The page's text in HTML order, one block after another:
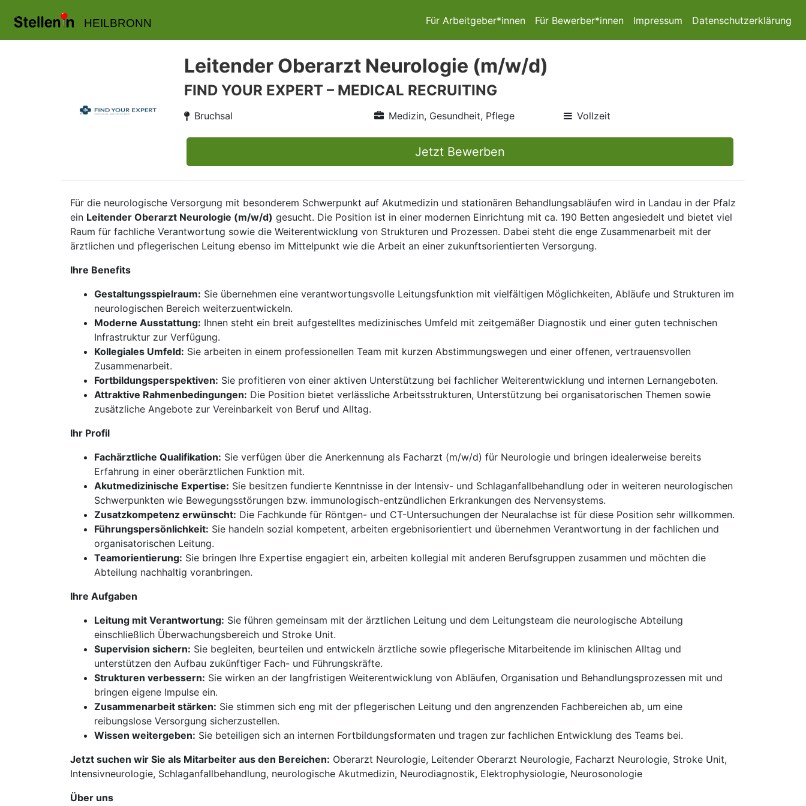
HEILBRONN Für Arbeitgeber*innen Für Bewerber*innen Impressum Datenschutzerklärung
Leitender Oberarzt Neurologie (m/w/d)
FIND YOUR EXPERT – MEDICAL RECRUITING
Bruchsal Medizin, Gesundheit, Pflege Vollzeit
Jetzt Bewerben
Für die neurologische Versorgung mit besonderem Schwerpunkt auf Akutmedizin und stationären Behandlungsabläufen wird in Landau in der Pfalz
ein Leitender Oberarzt Neurologie (m/w/d) gesucht. Die Position ist in einer modernen Einrichtung mit ca. 190 Betten angesiedelt und bietet viel
Raum für fachliche Verantwortung sowie die Weiterentwicklung von Strukturen und Prozessen. Dabei steht die enge Zusammenarbeit mit der
ärztlichen und pflegerischen Leitung ebenso im Mittelpunkt wie die Arbeit an einer zukunftsorientierten Versorgung.
Ihre Benefits
Gestaltungsspielraum: Sie übernehmen eine verantwortungsvolle Leitungsfunktion mit vielfältigen Möglichkeiten, Abläufe und Strukturen im
neurologischen Bereich weiterzuentwickeln.
Moderne Ausstattung: Ihnen steht ein breit aufgestelltes medizinisches Umfeld mit zeitgemäßer Diagnostik und einer guten technischen
Infrastruktur zur Verfügung.
Kollegiales Umfeld: Sie arbeiten in einem professionellen Team mit kurzen Abstimmungswegen und einer offenen, vertrauensvollen
Zusammenarbeit.
Fortbildungsperspektiven: Sie profitieren von einer aktiven Unterstützung bei fachlicher Weiterentwicklung und internen Lernangeboten.
Attraktive Rahmenbedingungen: Die Position bietet verlässliche Arbeitsstrukturen, Unterstützung bei organisatorischen Themen sowie
zusätzliche Angebote zur Vereinbarkeit von Beruf und Alltag.
Ihr Profil
Fachärztliche Qualifikation: Sie verfügen über die Anerkennung als Facharzt (m/w/d) für Neurologie und bringen idealerweise bereits
Erfahrung in einer oberärztlichen Funktion mit.
Akutmedizinische Expertise: Sie besitzen fundierte Kenntnisse in der Intensiv- und Schlaganfallbehandlung oder in weiteren neurologischen
Schwerpunkten wie Bewegungsstörungen bzw. immunologisch-entzündlichen Erkrankungen des Nervensystems.
Zusatzkompetenz erwünscht: Die Fachkunde für Röntgen- und CT-Untersuchungen der Neuralachse ist für diese Position sehr willkommen.
Führungspersönlichkeit: Sie handeln sozial kompetent, arbeiten ergebnisorientiert und übernehmen Verantwortung in der fachlichen und
organisatorischen Leitung.
Teamorientierung: Sie bringen Ihre Expertise engagiert ein, arbeiten kollegial mit anderen Berufsgruppen zusammen und möchten die
Abteilung nachhaltig voranbringen.
Ihre Aufgaben
Leitung mit Verantwortung: Sie führen gemeinsam mit der ärztlichen Leitung und dem Leitungsteam die neurologische Abteilung
einschließlich Überwachungsbereich und Stroke Unit.
Supervision sichern: Sie begleiten, beurteilen und entwickeln ärztliche sowie pflegerische Mitarbeitende im klinischen Alltag und
unterstützen den Aufbau zukünftiger Fach- und Führungskräfte.
Strukturen verbessern: Sie wirken an der langfristigen Weiterentwicklung von Abläufen, Organisation und Behandlungsprozessen mit und
bringen eigene Impulse ein.
Zusammenarbeit stärken: Sie stimmen sich eng mit der pflegerischen Leitung und den angrenzenden Fachbereichen ab, um eine
reibungslose Versorgung sicherzustellen.
Wissen weitergeben: Sie beteiligen sich an internen Fortbildungsformaten und tragen zur fachlichen Entwicklung des Teams bei.
Jetzt suchen wir Sie als Mitarbeiter aus den Bereichen: Oberarzt Neurologie, Leitender Oberarzt Neurologie, Facharzt Neurologie, Stroke Unit,
Intensivneurologie, Schlaganfallbehandlung, neurologische Akutmedizin, Neurodiagnostik, Elektrophysiologie, Neurosonologie
Über uns